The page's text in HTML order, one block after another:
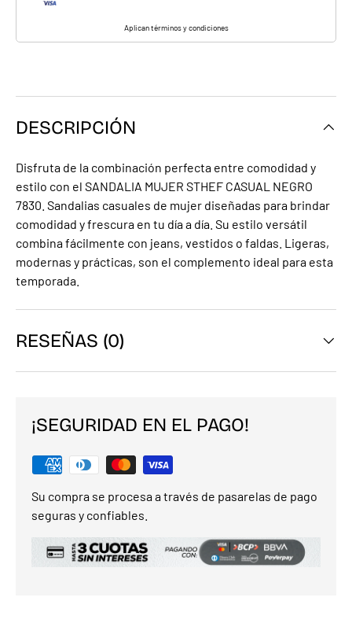
Aplican términos y condiciones
DESCRIPCIÓN
Disfruta de la combinación perfecta entre comodidad y
estilo con el SANDALIA MUJER STHEF CASUAL NEGRO
7830. Sandalias casuales de mujer diseñadas para brindar
comodidad y frescura en tu día a día. Su estilo versátil
combina fácilmente con jeans, vestidos o faldas. Ligeras,
modernas y prácticas, son el complemento ideal para esta
temporada.
RESEÑAS (0)
¡SEGURIDAD EN EL PAGO!
Su compra se procesa a través de pasarelas de pago
seguras y confiables.